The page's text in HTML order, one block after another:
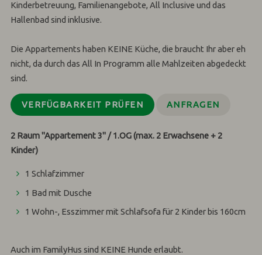
Kinderbetreuung, Familienangebote, All Inclusive und das
Hallenbad sind inklusive.
Die Appartements haben KEINE Küche, die braucht Ihr aber eh
nicht, da durch das All In Programm alle Mahlzeiten abgedeckt
sind.
VERFÜGBARKEIT PRÜFEN ANFRAGEN
2 Raum "Appartement 3" / 1.OG (max. 2 Erwachsene + 2
Kinder)
1 Schlafzimmer
1 Bad mit Dusche
1 Wohn-, Esszimmer mit Schlafsofa für 2 Kinder bis 160cm
Auch im FamilyHus sind KEINE Hunde erlaubt.